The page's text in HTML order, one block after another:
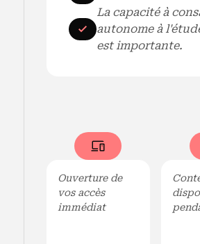
La capacité à
autonome à
est importante.
Ouverture de
vos accès
immédiat